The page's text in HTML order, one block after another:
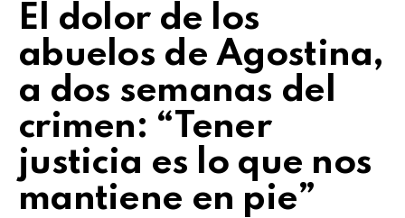
El dolor de los
abuelos de Agostina,
a dos semanas del
crimen: “Tener
justicia es lo que nos
mantiene en pie”